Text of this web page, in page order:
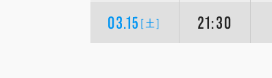
03.15 [土] 21:30